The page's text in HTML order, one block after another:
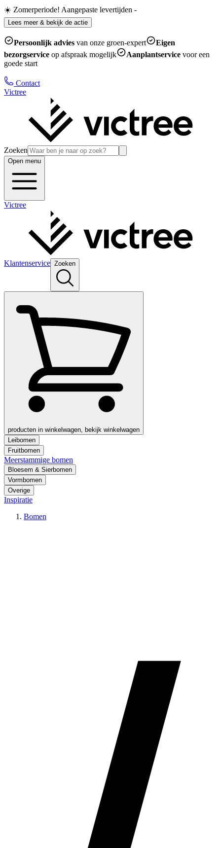
☀️ Zomerperiode! Aangepaste levertijden -
Lees meer & bekijk de actie
Persoonlijk advies van onze groen-expert
Eigen
bezorgservice op afspraak mogelijk Aanplantservice voor een
goede start
Contact
Victree
Zoeken
Open menu
Victree
Klantenservice Zoeken
producten in winkelwagen, bekijk winkelwagen
Leibomen
Fruitbomen
Meerstammige bomen
Bloesem & Sierbomen
Vormbomen
Overige
Inspiratie
Bomen